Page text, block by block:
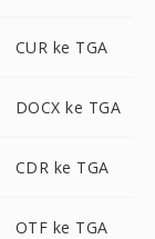
CUR ke TGA
DOCX ke TGA
CDR ke TGA
OTF ke TGA